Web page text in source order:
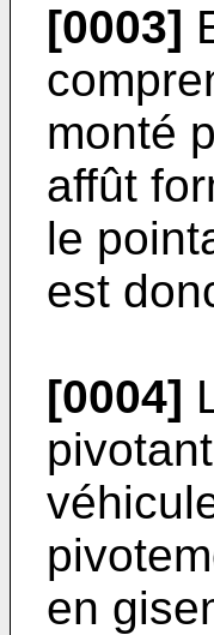
[0003]
monté
affût
le
est
[0004]
en